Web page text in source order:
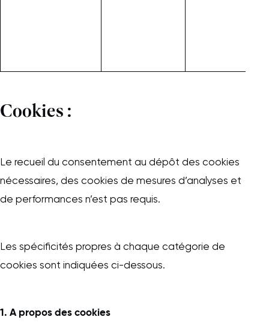
Cookies :
Le recueil du consentement au dépôt des cookies
nécessaires, des cookies de mesures d’analyses et
de performances n’est pas requis.
Les spécificités propres à chaque catégorie de
cookies sont indiquées ci-dessous.
1. A propos des cookies